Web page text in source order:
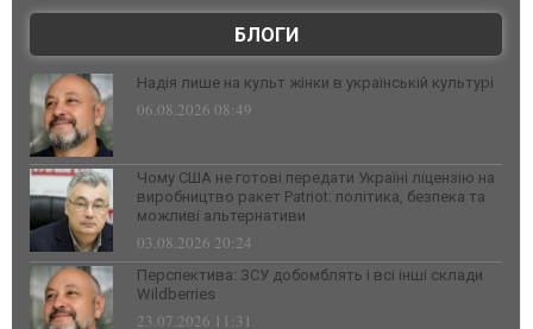
БЛОГИ
Надія лише на культ жінки в українській культурі
06.08.2026 08:49
Чому США не готові передати Україні ліцензію на
виробництво ракет Patriot: політика, безпека та
можливі альтернативи
03.08.2026 20:24
Перспектива: ЗСУ добомблять і всі інші склади
Wildberries
23.07.2026 11:31